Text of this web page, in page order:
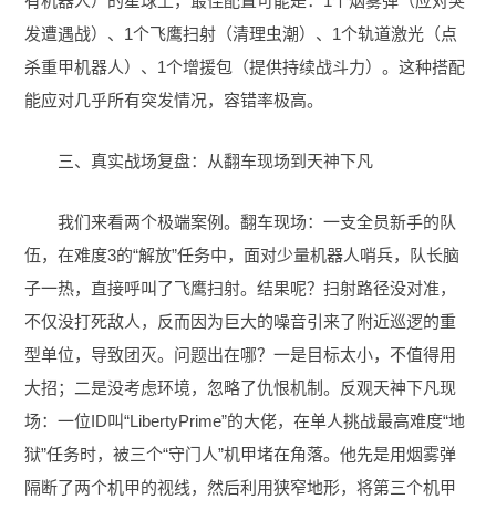
发遭遇战）、1个飞鹰扫射（清理虫潮）、1个轨道激光（点
杀重甲机器人）、1个增援包（提供持续战斗力）。这种搭配
能应对几乎所有突发情况，容错率极高。
三、真实战场复盘：从翻车现场到天神下凡
我们来看两个极端案例。翻车现场：一支全员新手的队
伍，在难度3的“解放”任务中，面对少量机器人哨兵，队长脑
子一热，直接呼叫了飞鹰扫射。结果呢？扫射路径没对准，
不仅没打死敌人，反而因为巨大的噪音引来了附近巡逻的重
型单位，导致团灭。问题出在哪？一是目标太小，不值得用
大招；二是没考虑环境，忽略了仇恨机制。反观天神下凡现
场：一位ID叫“LibertyPrime”的大佬，在单人挑战最高难度“地
狱”任务时，被三个“守门人”机甲堵在角落。他先是用烟雾弹
隔断了两个机甲的视线，然后利用狭窄地形，将第三个机甲